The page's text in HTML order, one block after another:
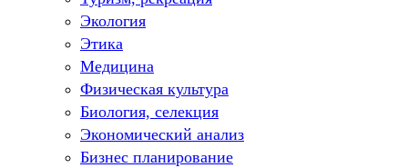
Экология
Этика
Медицина
Физическая культура
Биология, селекция
Экономический анализ
Бизнес планирование